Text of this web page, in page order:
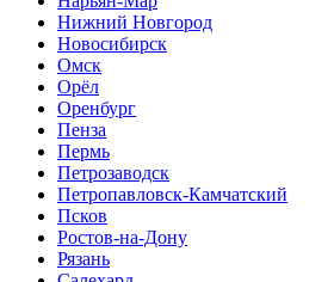
Нижний Новгород
Новосибирск
Омск
Орёл
Оренбург
Пенза
Пермь
Петрозаводск
Петропавловск-Камчатский
Псков
Ростов-на-Дону
Рязань